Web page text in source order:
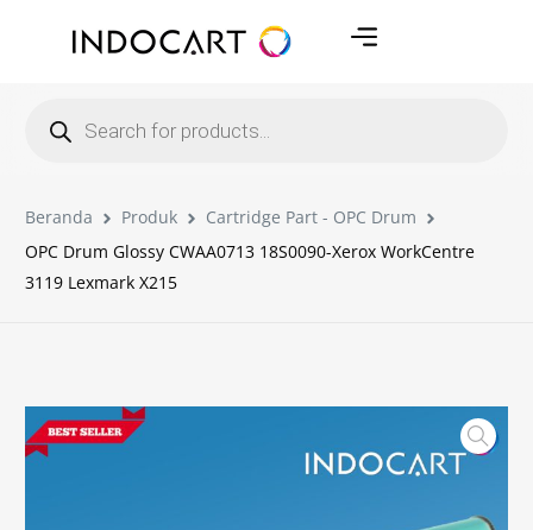
Beranda Produk
Cartridge Part - OPC Drum
OPC Drum Glossy CWAA0713 18S0090-Xerox WorkCentre
3119 Lexmark X215